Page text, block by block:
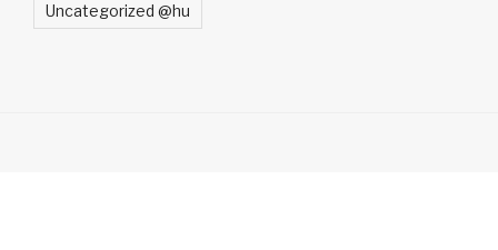
Uncategorized @hu